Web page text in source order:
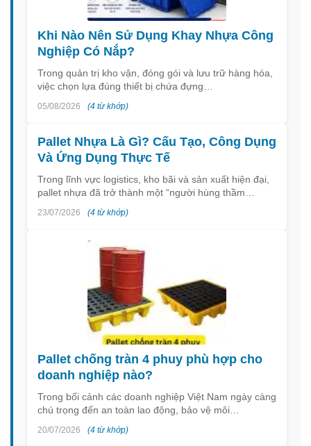
Khi Nào Nên Sử Dụng Khay Nhựa Công
Nghiệp Có Nắp?
Trong quản trị kho vận, đóng gói và lưu trữ hàng hóa,
việc chọn lựa đúng thiết bị chứa đựng…
05/08/2026 (4 từ khớp)
Pallet Nhựa Là Gì? Cấu Tạo, Công Dụng
Và Ứng Dụng Thực Tế
Trong lĩnh vực logistics, kho bãi và sản xuất hiện đại,
pallet nhựa đã trở thành một “người hùng thầm…
23/07/2026 (4 từ khớp)
Pallet chống tràn 4 phuy phù hợp cho
doanh nghiệp nào?
Trong bối cảnh các doanh nghiệp Việt Nam ngày càng
chú trọng đến an toàn lao động, bảo vệ môi…
20/07/2026 (4 từ khớp)